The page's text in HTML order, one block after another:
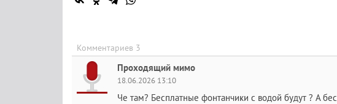
Комментариев 3
Проходящий мимо
18.06.2026 13:10
Че там? Бесплатные фонтанчики с водой будут ? А